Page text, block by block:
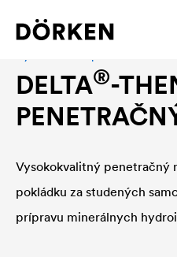
DELTA®-
Vysokokvalitný penetračný
pokládku za studených
prípravu minerálnych